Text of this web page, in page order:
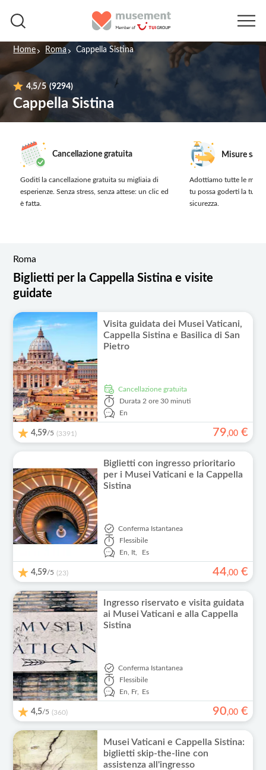
Home Roma Cappella Sistina
4,5/5 (9294)
Cappella Sistina
Cancellazione gratuita
Goditi la cancellazione gratuita su migliaia di
esperienze. Senza stress, senza attese: un clic ed
è fatta.
Misure
Adottiamo tutte le
tu possa goderti la tua
sicurezza.
Roma
Biglietti per la Cappella Sistina e visite
guidate
Visita guidata dei Musei Vaticani,
Cappella Sistina e Basilica di San
Pietro
Cancellazione gratuita
Durata 2 ore 30 minuti
En
4,59/5 (3391) 79,00 €
Biglietti con ingresso prioritario
per i Musei Vaticani e la Cappella
Sistina
Conferma Istantanea
Flessibile
En,
It, Es
4,59/5 (23) 44,00 €
Ingresso riservato e visita guidata
ai Musei Vaticani e alla Cappella
Sistina
Conferma Istantanea
Flessibile
En,
Fr, Es
4,5/5 (360) 90,00 €
Musei Vaticani e Cappella Sistina:
biglietti skip-the-line con
assistenza all'ingresso